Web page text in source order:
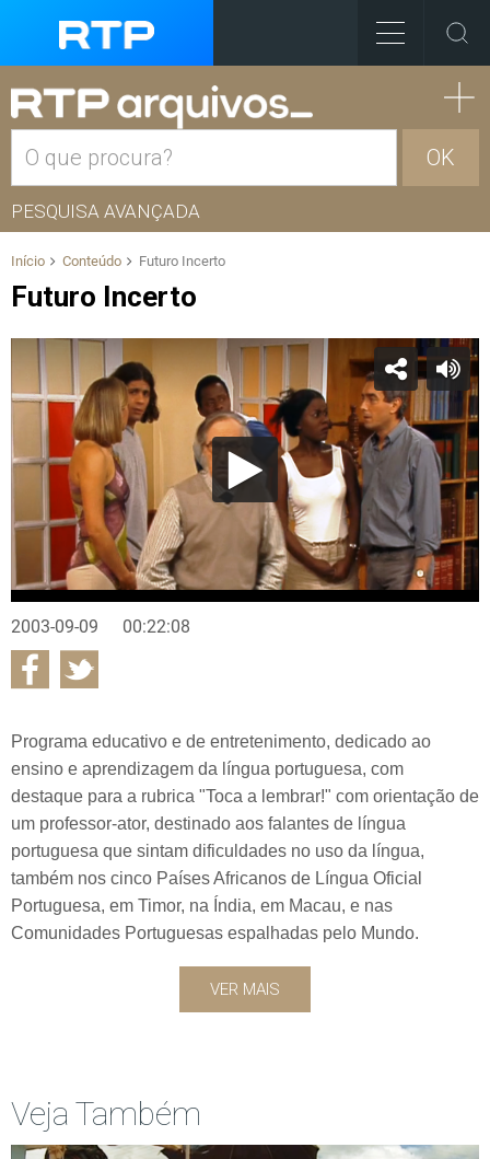
OK
PESQUISA AVANÇADA
Início Conteúdo Futuro Incerto
Futuro Incerto
2003-09-09 00:22:08
Programa educativo e de entretenimento, dedicado ao
ensino e aprendizagem da língua portuguesa, com
destaque para a rubrica "Toca a lembrar!" com orientação de
um professor-ator, destinado aos falantes de língua
portuguesa que sintam dificuldades no uso da língua,
também nos cinco Países Africanos de Língua Oficial
Portuguesa, em Timor, na Índia, em Macau, e nas
Comunidades Portuguesas espalhadas pelo Mundo.
VER MAIS
Veja Também